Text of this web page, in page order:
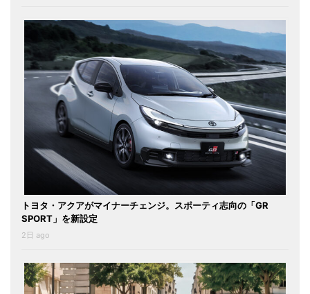
トヨタ・アクアがマイナーチェンジ。スポーティ志向の「GR
SPORT」を新設定
2日 ago